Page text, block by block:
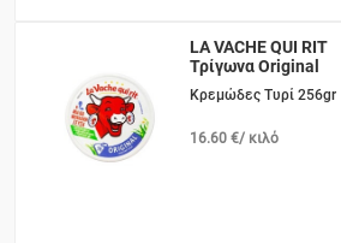
LA VACHE QUI RIT
Τρίγωνα Original
16τεμ.
Κρεμώδες Τυρί 256gr
16.60 €/ κιλό